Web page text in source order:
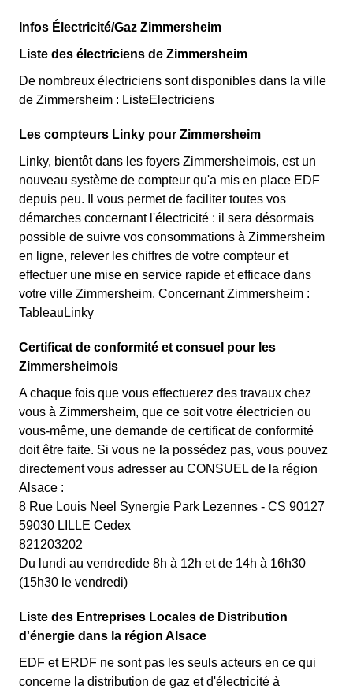
Infos Électricité/Gaz Zimmersheim
Liste des électriciens de Zimmersheim
De nombreux électriciens sont disponibles dans la ville
de Zimmersheim : ListeElectriciens
Les compteurs Linky pour Zimmersheim
Linky, bientôt dans les foyers Zimmersheimois, est un
nouveau système de compteur qu'a mis en place EDF
depuis peu. Il vous permet de faciliter toutes vos
démarches concernant l'électricité : il sera désormais
possible de suivre vos consommations à Zimmersheim
en ligne, relever les chiffres de votre compteur et
effectuer une mise en service rapide et efficace dans
votre ville Zimmersheim. Concernant Zimmersheim :
TableauLinky
Certificat de conformité et consuel pour les
Zimmersheimois
A chaque fois que vous effectuerez des travaux chez
vous à Zimmersheim, que ce soit votre électricien ou
vous-même, une demande de certificat de conformité
doit être faite. Si vous ne la possédez pas, vous pouvez
directement vous adresser au CONSUEL de la région
Alsace :
8 Rue Louis Neel Synergie Park Lezennes - CS 90127
59030 LILLE Cedex
821203202
Du lundi au vendredide 8h à 12h et de 14h à 16h30
(15h30 le vendredi)
Liste des Entreprises Locales de Distribution
d'énergie dans la région Alsace
EDF et ERDF ne sont pas les seuls acteurs en ce qui
concerne la distribution de gaz et d'électricité à